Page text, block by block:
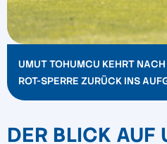
UMUT TOHUMCU KEHRT
ROT-SPERRE ZURÜCK INS
DER BLICK AUF